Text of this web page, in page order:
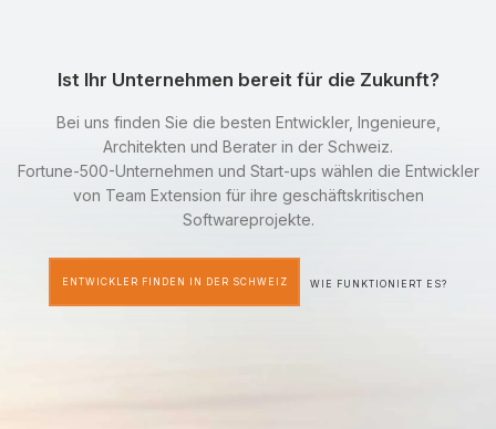
Ist Ihr Unternehmen bereit für die Zukunft?
Bei uns finden Sie die besten Entwickler, Ingenieure,
Architekten und Berater in der Schweiz.
Fortune-500-Unternehmen und Start-ups wählen die Entwickler
von Team Extension für ihre geschäftskritischen
Softwareprojekte.
ENTWICKLER FINDEN IN DER SCHWEIZ WIE FUNKTIONIERT ES?